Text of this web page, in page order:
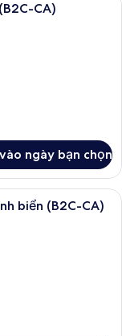
CA)
ngày bạn chọn
bảo mật tại phòng, khu
biển (B2C-CA)